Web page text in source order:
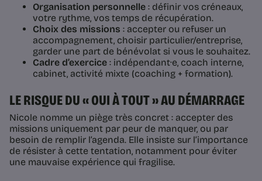
Organisation personnelle : définir vos créneaux,
votre rythme, vos temps de récupération.
Choix des missions : accepter ou refuser un
accompagnement, choisir particulier/entreprise,
garder une part de bénévolat si vous le souhaitez.
Cadre d’exercice : indépendant·e, coach interne,
cabinet, activité mixte (coaching + formation).
LE RISQUE DU « OUI À TOUT » AU DÉMARRAGE
Nicole nomme un piège très concret : accepter des
missions uniquement par peur de manquer, ou par
besoin de remplir l’agenda. Elle insiste sur l’importance
de résister à cette tentation, notamment pour éviter
une mauvaise expérience qui fragilise.